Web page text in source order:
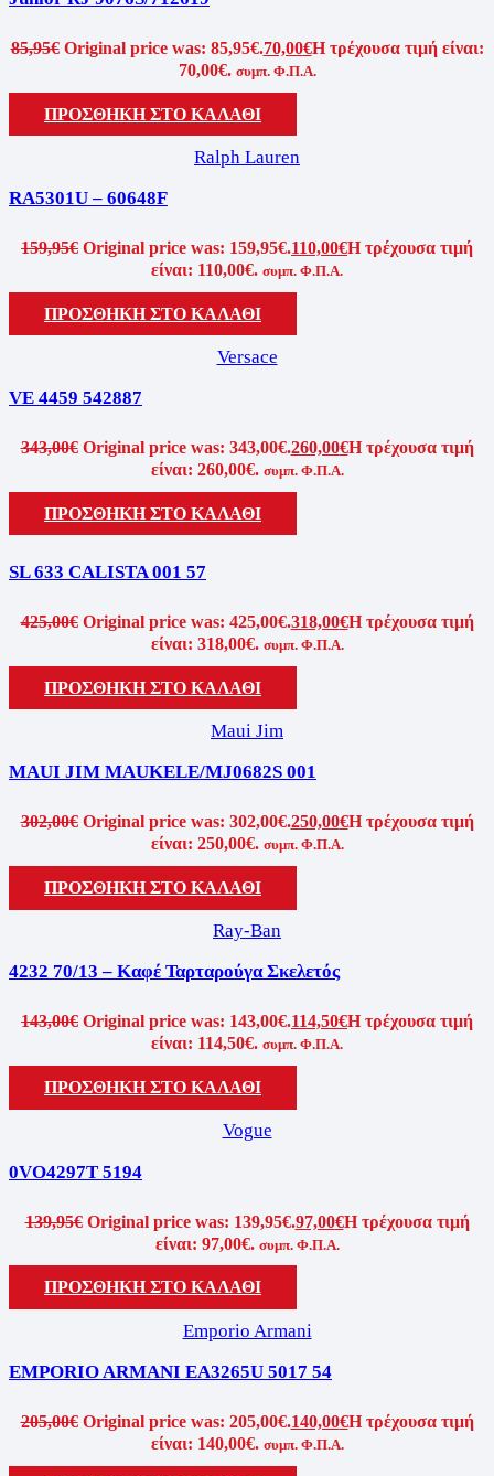
85,95€ Original price was: 85,95€.70,00€Η τρέχουσα τιμή είναι:
70,00€. συμπ. Φ.Π.Α.
ΠΡΟΣΘΗΚΗ ΣΤΟ ΚΑΛΑΘΙ
Ralph Lauren
RA5301U – 60648F
159,95€ Original price was: 159,95€.110,00€Η τρέχουσα τιμή
είναι: 110,00€. συμπ. Φ.Π.Α.
ΠΡΟΣΘΗΚΗ ΣΤΟ ΚΑΛΑΘΙ
Versace
VE 4459 542887
343,00€ Original price was: 343,00€.260,00€Η τρέχουσα τιμή
είναι: 260,00€. συμπ. Φ.Π.Α.
ΠΡΟΣΘΗΚΗ ΣΤΟ ΚΑΛΑΘΙ
SL 633 CALISTA 001 57
425,00€ Original price was: 425,00€.318,00€Η τρέχουσα τιμή
είναι: 318,00€. συμπ. Φ.Π.Α.
ΠΡΟΣΘΗΚΗ ΣΤΟ ΚΑΛΑΘΙ
Maui Jim
MAUI JIM MAUKELE/MJ0682S 001
302,00€ Original price was: 302,00€.250,00€Η τρέχουσα τιμή
είναι: 250,00€. συμπ. Φ.Π.Α.
ΠΡΟΣΘΗΚΗ ΣΤΟ ΚΑΛΑΘΙ
Ray-Ban
4232 70/13 – Καφέ Ταρταρούγα Σκελετός
143,00€ Original price was: 143,00€.114,50€Η τρέχουσα τιμή
είναι: 114,50€. συμπ. Φ.Π.Α.
ΠΡΟΣΘΗΚΗ ΣΤΟ ΚΑΛΑΘΙ
Vogue
0VO4297T 5194
139,95€ Original price was: 139,95€.97,00€Η τρέχουσα τιμή
είναι: 97,00€. συμπ. Φ.Π.Α.
ΠΡΟΣΘΗΚΗ ΣΤΟ ΚΑΛΑΘΙ
Emporio Armani
EMPORIO ARMANI EA3265U 5017 54
205,00€ Original price was: 205,00€.140,00€Η τρέχουσα τιμή
είναι: 140,00€. συμπ. Φ.Π.Α.